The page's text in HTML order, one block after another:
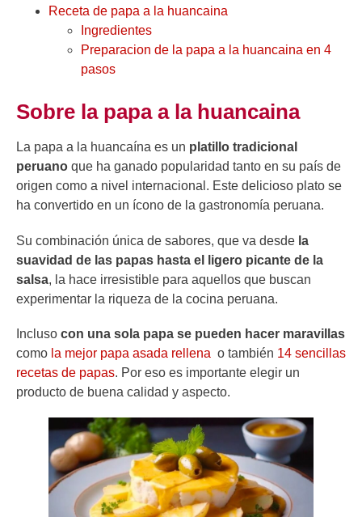
Receta de papa a la huancaina
Ingredientes
Preparacion de la papa a la huancaina en 4
pasos
Sobre la papa a la huancaina
La papa a la huancaína es un platillo tradicional
peruano que ha ganado popularidad tanto en su país de
origen como a nivel internacional. Este delicioso plato se
ha convertido en un ícono de la gastronomía peruana.
Su combinación única de sabores, que va desde la
suavidad de las papas hasta el ligero picante de la
salsa, la hace irresistible para aquellos que buscan
experimentar la riqueza de la cocina peruana.
Incluso con una sola papa se pueden hacer maravillas
como la mejor papa asada rellena o también 14 sencillas
recetas de papas. Por eso es importante elegir un
producto de buena calidad y aspecto.